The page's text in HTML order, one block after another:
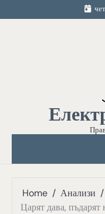
to
Home
Анализи
Царят дава,